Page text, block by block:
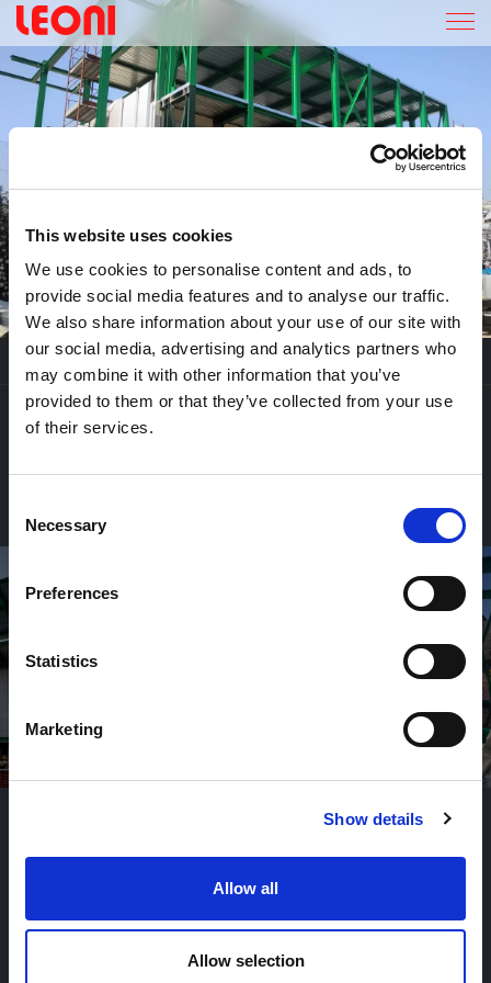
This website uses cookies
We use cookies to personalise content and ads, to
provide social media features and to analyse our traffic.
We also share information about your use of our site with
our social media, advertising and analytics partners who
may combine it with other information that you’ve
provided to them or that they’ve collected from your use
of their services.
Selection
Necessary
Preferences
Statistics
Marketing
Show details
Allow all
Allow selection
SICOR S.P.A A RHO
SICOR S.P.A
L’intervento realizzato presso SICOR S.P.A. a Rho riguarda la
mediante la costruzione di una nuova struttura portante in